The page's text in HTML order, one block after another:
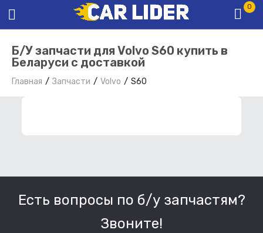
0
Б/У запчасти для Volvo S60 купить в
Беларуси с доставкой
Главная Запчасти Volvo S60
Есть вопросы по б/у запчастям?
Звоните!